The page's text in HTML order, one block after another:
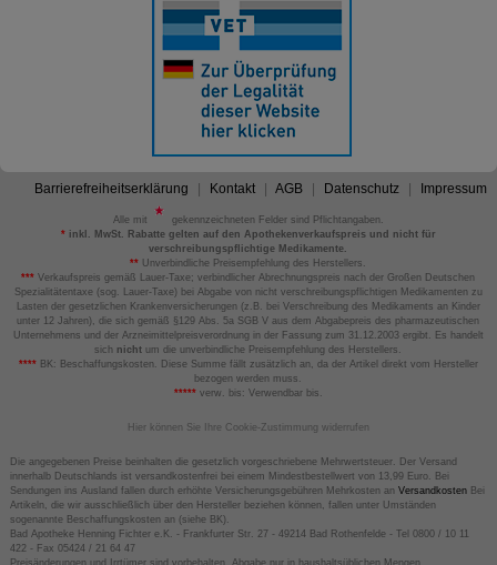
Barrierefreiheitserklärung Kontakt AGB Datenschutz Impressum
Alle mit
gekennzeichneten Felder sind Pflichtangaben.
*inkl. MwSt. Rabatte gelten auf den Apothekenverkaufspreis und nicht für
verschreibungspflichtige Medikamente.
** Unverbindliche Preisempfehlung des Herstellers.
*** Verkaufspreis gemäß Lauer-Taxe; verbindlicher Abrechnungspreis nach der Großen Deutschen
Spezialitätentaxe (sog. Lauer-Taxe) bei Abgabe von nicht verschreibungspflichtigen Medikamenten zu
Lasten der gesetzlichen Krankenversicherungen (z.B. bei Verschreibung des Medikaments an Kinder
unter 12 Jahren), die sich gemäß §129 Abs. 5a SGB V aus dem Abgabepreis des pharmazeutischen
Unternehmens und der Arzneimittelpreisverordnung in der Fassung zum 31.12.2003 ergibt. Es handelt
sich nicht um die unverbindliche Preisempfehlung des Herstellers.
****BK: Beschaffungskosten. Diese Summe fällt zusätzlich an, da der Artikel direkt vom Hersteller
bezogen werden muss.
*****verw. bis: Verwendbar bis.
Hier können Sie Ihre Cookie-Zustimmung widerrufen
Die angegebenen Preise beinhalten die gesetzlich vorgeschriebene Mehrwertsteuer. Der Versand
innerhalb Deutschlands ist versandkostenfrei bei einem Mindestbestellwert von 13,99 Euro. Bei
Sendungen ins Ausland fallen durch erhöhte Versicherungsgebühren Mehrkosten an VersandkostenBei
Artikeln, die wir ausschließlich über den Hersteller beziehen können, fallen unter Umständen
sogenannte Beschaffungskosten an (siehe BK).
Bad Apotheke Henning Fichter e.K. - Frankfurter Str. 27 - 49214 Bad Rothenfelde - Tel 0800 / 10 11
422 - Fax 05424 / 21 64 47